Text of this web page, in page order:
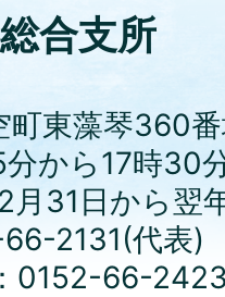
合支所
町東藻琴360
から17時30
月31日から
2131(代表)
0152-66-